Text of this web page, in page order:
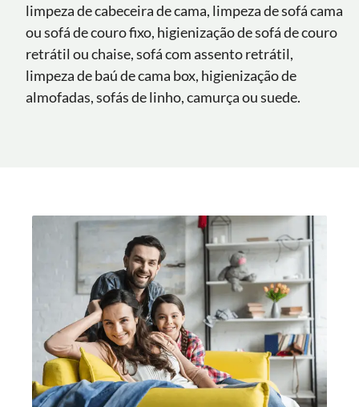
limpeza de cabeceira de cama, limpeza de sofá cama
ou sofá de couro fixo, higienização de sofá de couro
retrátil ou chaise, sofá com assento retrátil,
limpeza de baú de cama box, higienização de
almofadas, sofás de linho, camurça ou suede.